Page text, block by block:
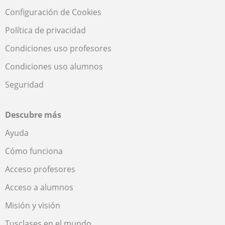
Configuración de Cookies
Política de privacidad
Condiciones uso profesores
Condiciones uso alumnos
Seguridad
Descubre más
Ayuda
Cómo funciona
Acceso profesores
Acceso a alumnos
Misión y visión